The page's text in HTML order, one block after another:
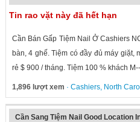
Tin rao vặt này đã hết hạn
Cần Bán Gấp Tiệm Nail Ở Cashiers
bàn, 4 ghế. Tiệm có đầy đủ máy giặt,
rẻ $ 900 / tháng. Tiệm 100 % khách
1,896 lượt xem · Cashiers, North
Cần Sang Tiệm Nail Good Location